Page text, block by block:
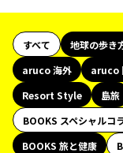
すべて 地球の歩き
aruco 海外
aruco
Resort Style
島旅
BOOKS スペシャルコ
BOOKS 旅と健康